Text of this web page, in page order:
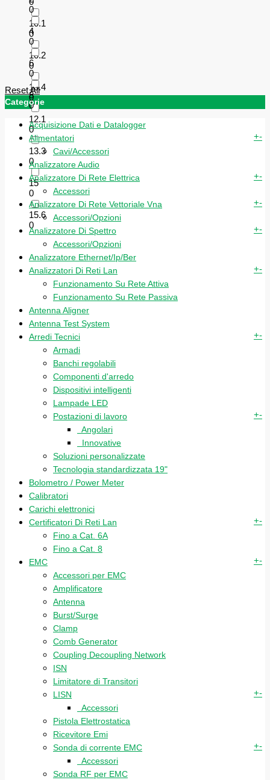
10.1
0
10.2
0
10.4
0
12.1
0
13.3
0
15
0
15.6
0
0
4
0
6
0
8
0
Reset All
Categorie
Acquisizione Dati e Datalogger
Alimentatori
+-
Cavi/Accessori
Analizzatore Audio
Analizzatore Di Rete Elettrica
+-
Accessori
Analizzatore Di Rete Vettoriale Vna
+-
Accessori/Opzioni
Analizzatore Di Spettro
+-
Accessori/Opzioni
Analizzatore Ethernet/Ip/Ber
Analizzatori Di Reti Lan
+-
Funzionamento Su Rete Attiva
Funzionamento Su Rete Passiva
Antenna Aligner
Antenna Test System
Arredi Tecnici
+-
Armadi
Banchi regolabili
Componenti d'arredo
Dispositivi intelligenti
Lampade LED
Postazioni di lavoro
+-
Angolari
Innovative
Soluzioni personalizzate
Tecnologia standardizzata 19"
Bolometro / Power Meter
Calibratori
Carichi elettronici
Certificatori Di Reti Lan
+-
Fino a Cat. 6A
Fino a Cat. 8
EMC
+-
Accessori per EMC
Amplificatore
Antenna
Burst/Surge
Clamp
Comb Generator
Coupling Decoupling Network
ISN
Limitatore di Transitori
LISN
+-
Accessori
Pistola Elettrostatica
Ricevitore Emi
Sonda di corrente EMC
+-
Accessori
Sonda RF per EMC